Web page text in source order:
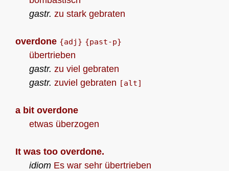
gastr. zu stark gebraten
overdone {adj} {past-p}
übertrieben
gastr. zu viel gebraten
gastr. zuviel gebraten [alt]
a bit overdone
etwas überzogen
It was too overdone.
idiom Es war sehr übertrieben